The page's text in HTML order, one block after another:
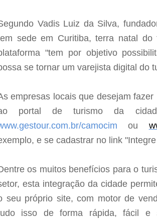
Vadis Luiz da Silva,
sede em Curitiba, terra natal do
"tem por objetivo
se tornar um varejista digital do
empresas locais que desejam
portal de turismo da
camocim ou
e se cadastrar no link
os muitos benefícios para o
esta integração da cidade
seu próprio site, com motor de
isso de forma rápida, fácil e